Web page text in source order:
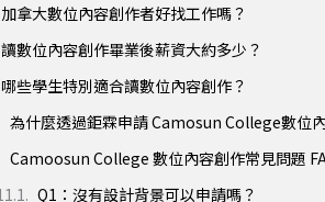
加拿大數位內容創作者好找工作嗎？
讀數位內容創作畢業後薪資大約多少？
哪些學生特別適合讀數位內容創作？
為什麼透過鉅霖申請 Camosun College數位
Camoosun College 數位內容創作常見問題
Q1：沒有設計背景可以申請嗎？